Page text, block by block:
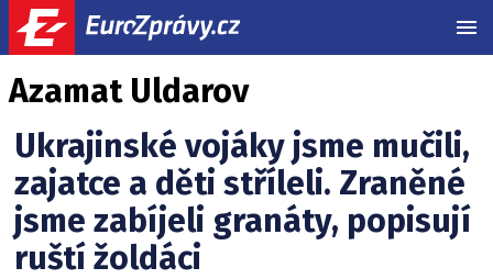
Azamat Uldarov
Ukrajinské vojáky jsme mučili,
zajatce a děti stříleli. Zraněné
jsme zabíjeli granáty, popisují
ruští žoldáci